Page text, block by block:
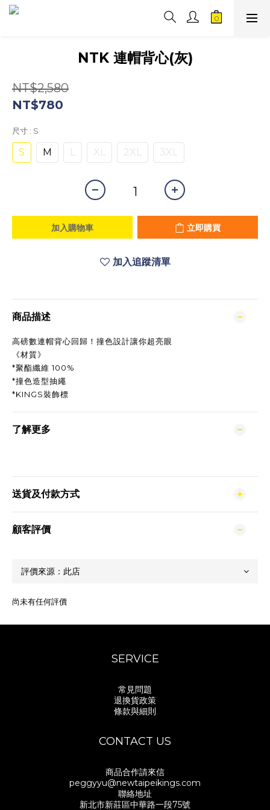
NTK 連帽背心(灰)
NT$2,580
NT$780
尺寸 : S
S M L XL 2XL 3XL
加入購物車 立即購買
加入追蹤清單
商品描述
高磅數連帽背心回歸！撞色設計讓你超亮眼
《材質》
*聚酯纖維 100%
*撞色造型抽繩
*KINGS裝飾標
了解更多
送貨及付款方式
顧客評價
尚未有任何評價
SERVICE
常見問題
退換貨政策
條款與細則
CONTACT US
商品合作請來信
peggyyu@newtaipeikings.com
聯絡地址
新北市新莊區中華路一段75號